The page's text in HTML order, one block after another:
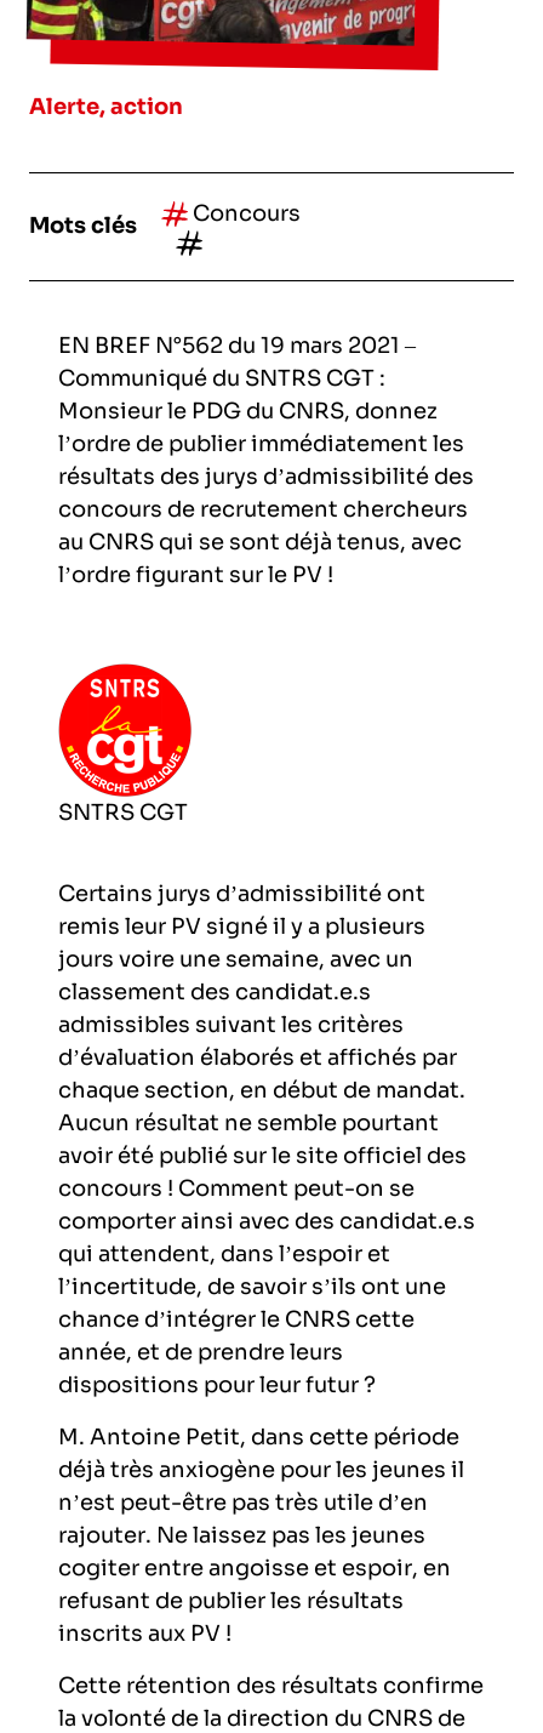
l’exploitation de la mer
Alerte, action
Mots clés Concours
EN BREF N°562 du 19 mars 2021 –
Communiqué du SNTRS CGT :
Monsieur le PDG du CNRS, donnez
l’ordre de publier immédiatement les
résultats des jurys d’admissibilité des
concours de recrutement chercheurs
au CNRS qui se sont déjà tenus, avec
l’ordre figurant sur le PV !
SNTRS CGT
Certains jurys d’admissibilité ont
remis leur PV signé il y a plusieurs
jours voire une semaine, avec un
classement des candidat.e.s
admissibles suivant les critères
d’évaluation élaborés et affichés par
chaque section, en début de mandat.
Aucun résultat ne semble pourtant
avoir été publié sur le site officiel des
concours ! Comment peut-on se
comporter ainsi avec des candidat.e.s
qui attendent, dans l’espoir et
l’incertitude, de savoir s’ils ont une
chance d’intégrer le CNRS cette
année, et de prendre leurs
dispositions pour leur futur ?
M. Antoine Petit, dans cette période
déjà très anxiogène pour les jeunes il
n’est peut-être pas très utile d’en
rajouter. Ne laissez pas les jeunes
cogiter entre angoisse et espoir, en
refusant de publier les résultats
inscrits aux PV !
Cette rétention des résultats confirme
la volonté de la direction du CNRS de